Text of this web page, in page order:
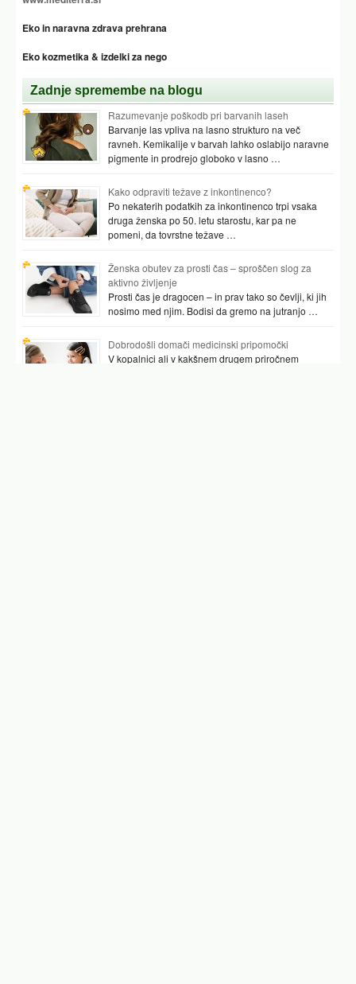
Eko in naravna zdrava prehrana
Eko kozmetika & izdelki za nego
Zadnje spremembe na blogu
Razumevanje poškodb pri barvanih laseh
Barvanje las vpliva na lasno strukturo na več
ravneh. Kemikalije v barvah lahko oslabijo naravne
pigmente in prodrejo globoko v lasno …
Kako odpraviti težave z inkontinenco?
Po nekaterih podatkih za inkontinenco trpi vsaka
druga ženska po 50. letu starostu, kar pa ne
pomeni, da tovrstne težave …
Ženska obutev za prosti čas – sproščen slog za
aktivno življenje
Prosti čas je dragocen – in prav tako so čevlji, ki jih
nosimo med njim. Bodisi da gremo na jutranjo …
Dobrodošli domači medicinski pripomočki
V kopalnici ali v kakšnem drugem priročnem